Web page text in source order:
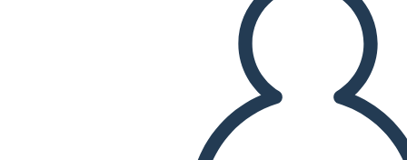
Kopier dette storyboardet
LAGE ET STORYBOARD
SPILLE AV LYSBILDEFREMVISNING
LES FOR MEG